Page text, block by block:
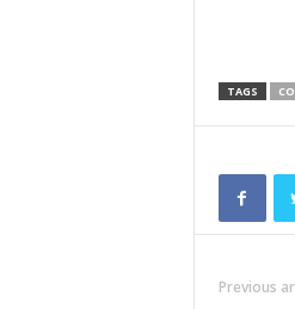
TAGS
Previous